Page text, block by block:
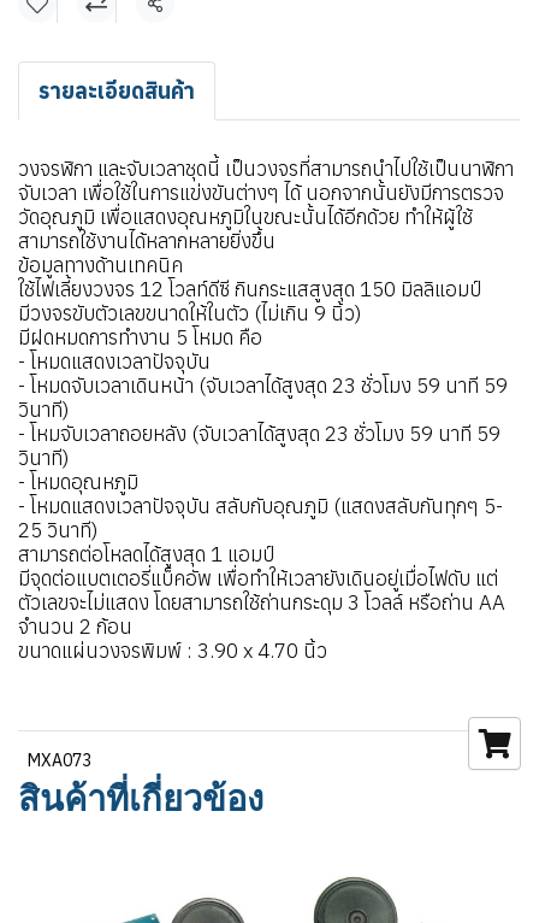
แชร์
รายละเอียดสินค้า
วงจรฬิกา และจับเวลาชุดนี้ เป็นวงจรที่สามารถนำไปใช้เป็นนาฬิกา
จับเวลา เพื่อใช้ในการแข่งขันต่างๆ ได้ นอกจากนั้นยังมีการตรวจ
วัดอุณภูมิ เพื่อแสดงอุณหภูมิในขณะนั้นได้อีกด้วย ทำให้ผู้ใช้
สามารถใช้งานได้หลากหลายยิ่งขึ้น
ข้อมูลทางด้านเทคนิค
ใช้ไฟเลี้ยงวงจร 12 โวลท์ดีซี กินกระแสสูงสุด 150 มิลลิแอมป์
มีวงจรขับตัวเลขขนาดให้ในตัว (ไม่เกิน 9 นิ้ว)
มีฝดหมดการทำงาน 5 โหมด คือ
- โหมดแสดงเวลาปัจจุบัน
- โหมดจับเวลาเดินหน้า (จับเวลาได้สูงสุด 23 ชั่วโมง 59 นาที 59
วินาที)
- โหมจับเวลาถอยหลัง (จับเวลาได้สูงสุด 23 ชั่วโมง 59 นาที 59
วินาที)
- โหมดอุณหภูมิ
- โหมดแสดงเวลาปัจจุบัน สลับกับอุณภูมิ (แสดงสลับกันทุกๆ 5-
25 วินาที)
สามารถต่อโหลดได้สูงสุด 1 แอมป์
มีจุดต่อแบตเตอรี่แบ็คอัพ เพื่อทำให้เวลายังเดินอยู่เมื่อไฟดับ แต่
ตัวเลขจะไม่แสดง โดยสามารถใช้ถ่านกระดุม 3 โวลล์ หรือถ่าน AA
จำนวน 2 ก้อน
ขนาดแผ่นวงจรพิมพ์ : 3.90 x 4.70 นิ้ว
MXA073
สินค้าที่เกี่ยวข้อง